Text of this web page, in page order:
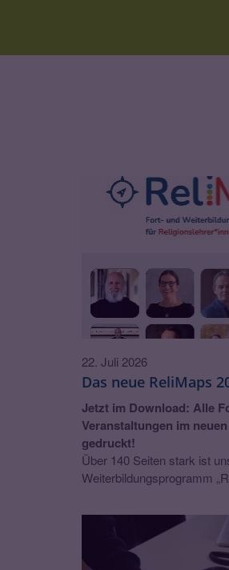
Das neue ReliMaps
22. Juli 2026
Jetzt im Download: Alle
Veranstaltungen im
gedruckt!
Über 140 Seiten stark ist
Weiterbildungsprogramm